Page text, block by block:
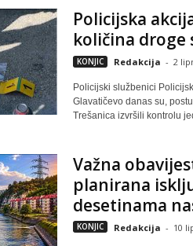
Policijska
količina droge
KONJIC Redakcija - 2
Policijski službenici
Glavatičevo danas su,
Trešanica izvršili kontrolu
Važna
planirana
desetinama
KONJIC Redakcija - 10